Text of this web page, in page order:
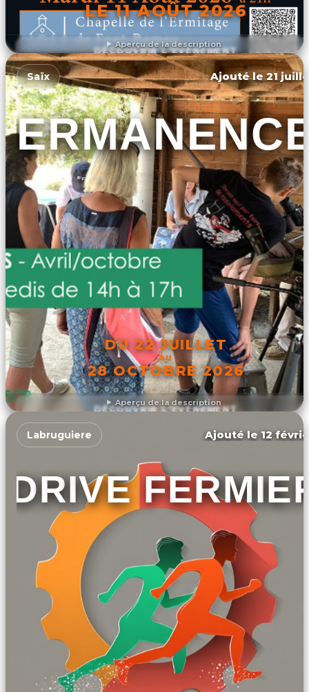
Aperçu de la description
LE 11 AOÛT 2026
DÉCOUVRIR L'ÉVÉNEMENT
Aperçu de la description
Saïx Ajouté le 21
DU 22 JUILLET
AU
28 OCTOBRE 2026
DÉCOUVRIR L'ÉVÉNEMENT
Labruguiere Ajouté le 12
DRIVE